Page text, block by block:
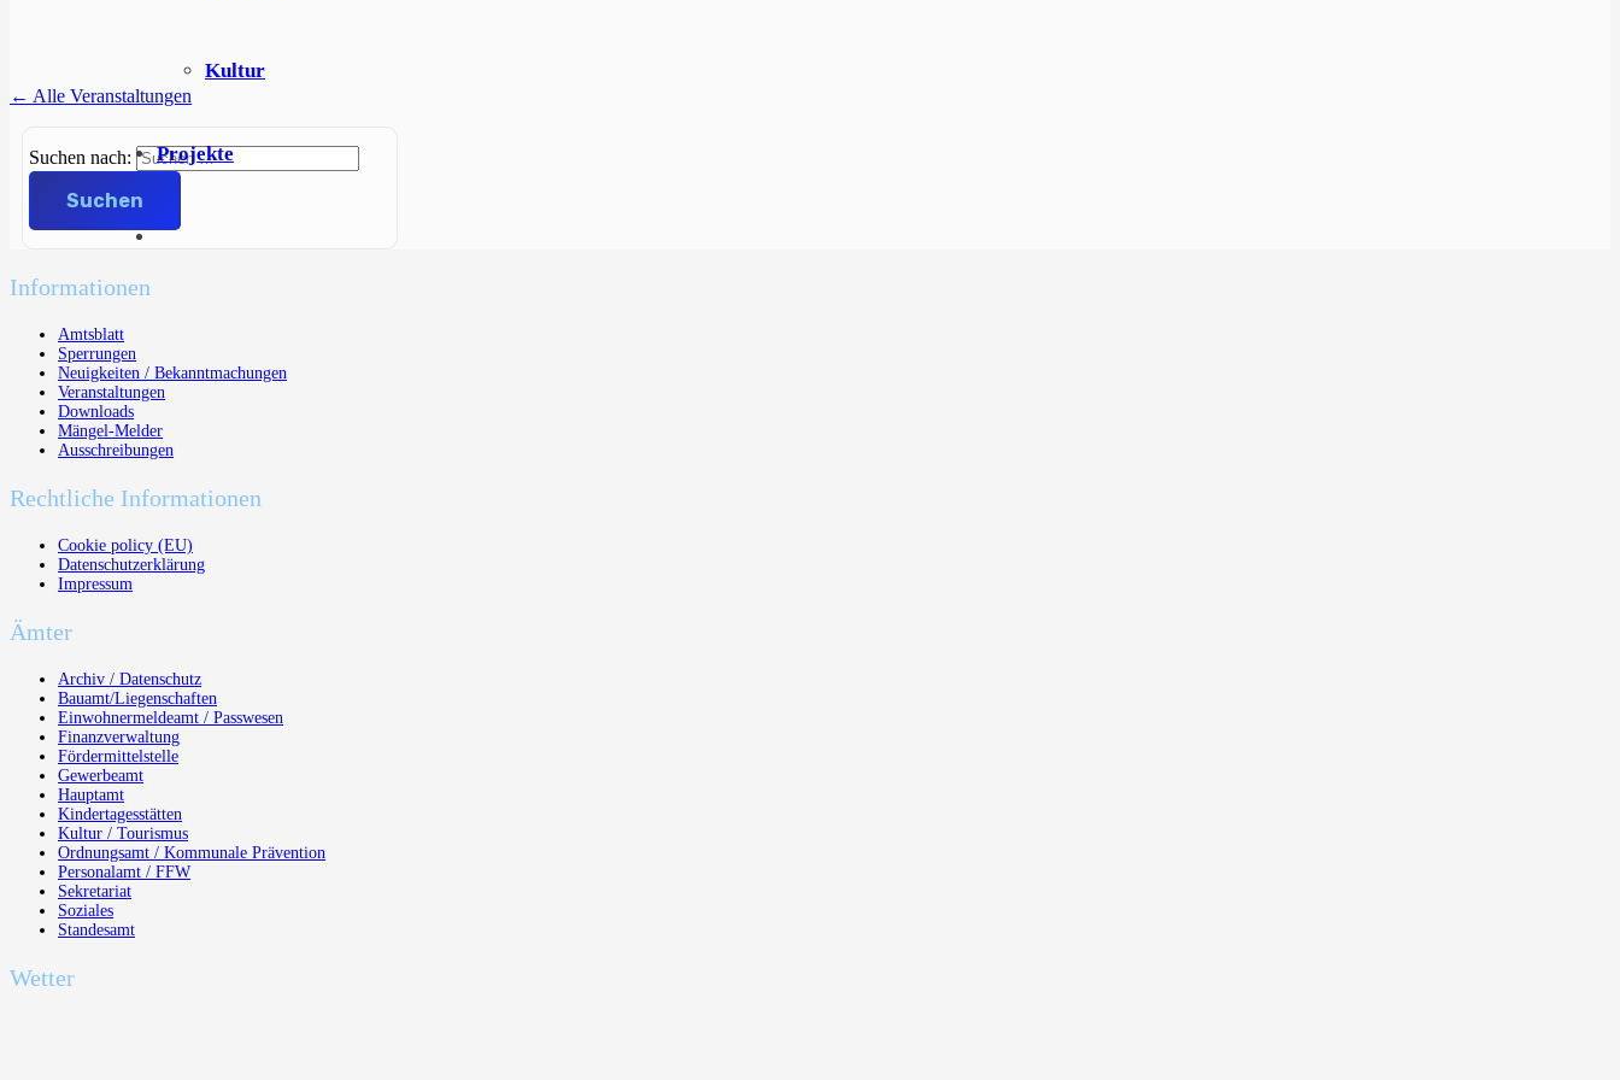
Kultur
Projekte
← Alle Veranstaltungen
Suchen nach:
Informationen
Amtsblatt
Sperrungen
Neuigkeiten / Bekanntmachungen
Veranstaltungen
Downloads
Mängel-Melder
Ausschreibungen
Rechtliche Informationen
Cookie policy (EU)
Datenschutzerklärung
Impressum
Ämter
Archiv / Datenschutz
Bauamt/Liegenschaften
Einwohnermeldeamt / Passwesen
Finanzverwaltung
Fördermittelstelle
Gewerbeamt
Hauptamt
Kindertagesstätten
Kultur / Tourismus
Ordnungsamt / Kommunale Prävention
Personalamt / FFW
Sekretariat
Soziales
Standesamt
Wetter